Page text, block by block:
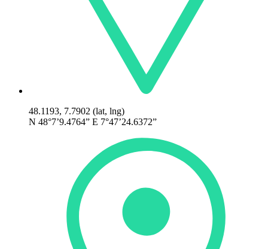
48.1193, 7.7902 (lat, lng)
N 48°7’9.4764” E 7°47’24.6372”